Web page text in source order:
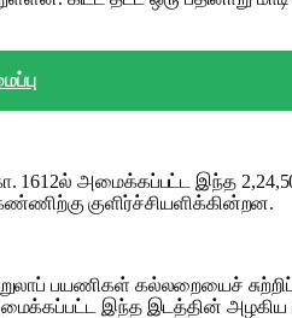
1612ல் அமைக்கப்பட்ட இந்த
குளிர்ச்சியளிக்கின்றன.
பயணிகள் கல்லறையைச்
இந்த இடத்தின்